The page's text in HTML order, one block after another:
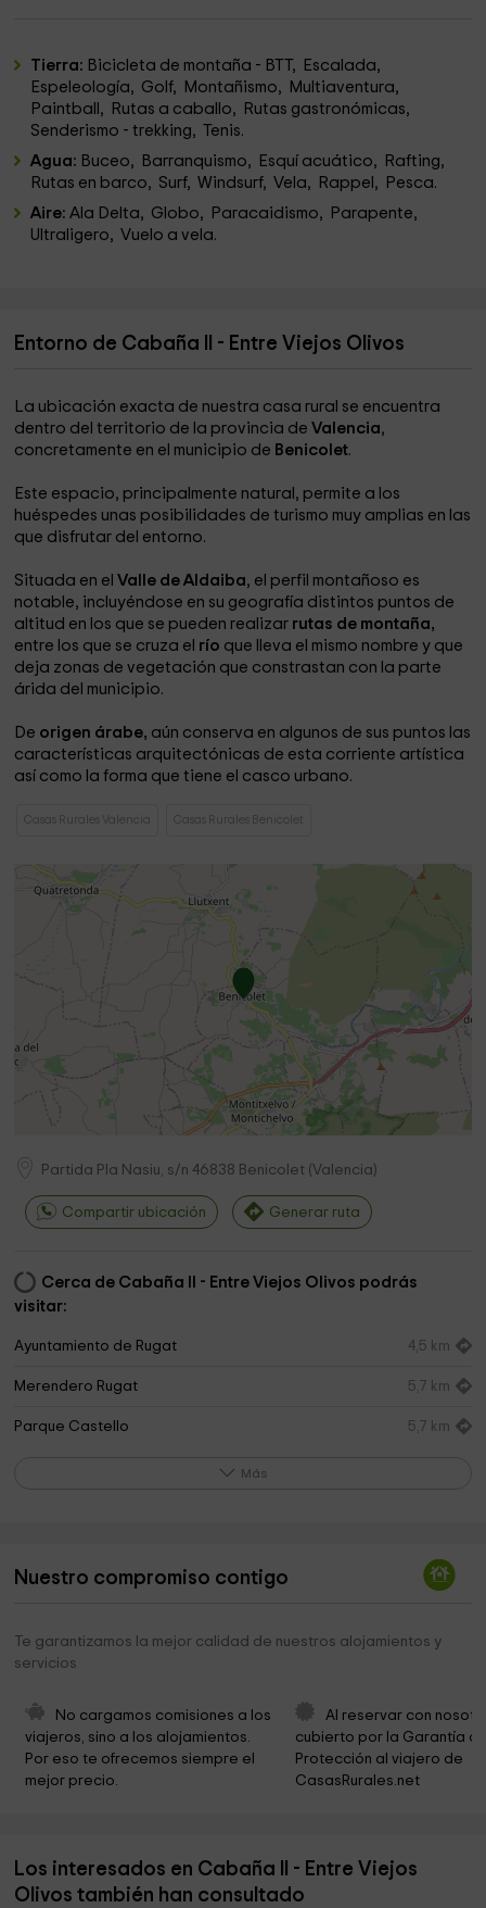
Tierra: Bicicleta de montaña - BTT, Escalada,
Espeleología, Golf, Montañismo, Multiaventura,
Paintball, Rutas a caballo, Rutas gastronómicas,
Senderismo - trekking, Tenis.
Agua: Buceo, Barranquismo, Esquí acuático, Rafting,
Rutas en barco, Surf, Windsurf, Vela, Rappel, Pesca.
Aire:Ala Delta, Globo, Paracaidismo, Parapente,
Ultraligero, Vuelo a vela.
Entorno de Cabaña II - Entre Viejos Olivos
La ubicación exacta de nuestra casa rural se encuentra
dentro del territorio de la provincia deValencia,
concretamente en el municipio de Benicolet.
Este espacio, principalmente natural, permite a los
huéspedes unas posibilidades de turismo muy amplias en las
que disfrutar del entorno.
Situada en el Valle de Aldaiba, el perfil montañoso es
notable, incluyéndose en su geografía distintos puntos de
altitud en los que se pueden realizar rutas de montaña,
entre los que se cruza el río que lleva el mismo nombre y que
deja zonas de vegetación que constrastan con la parte
árida del municipio.
De origen árabe, aún conserva en algunos de sus puntos las
características arquitectónicas de esta corriente artística
así como la forma que tiene el casco urbano.
Casas Rurales Valencia Casas Rurales Benicolet
Partida Pla Nasiu, s/n 46838 Benicolet (Valencia)
Compartir ubicación Generar ruta
Cerca de Cabaña II - Entre Viejos Olivos podrás
visitar:
Ayuntamiento de Rugat 4,5 km
Merendero Rugat 5,7 km
Parque Castello 5,7 km
Ayuntamiento de Castelló de Rugat
SALEM Park 7,6 km
Castillo De Lorxa
Ayuntamiento de Salem
Parròquia Sant Miquel Arcàngel
Museo de Energias Renovables 8,0 km
Cementeri 8,5 km
Más
Nuestro compromiso contigo
Te garantizamos la mejor calidad de nuestros alojamientos y
servicios
No cargamos comisiones a los
viajeros, sino a los alojamientos.
Por eso te ofrecemos siempre el
mejor precio.
Al reservar con
cubierto por la Garantía
Protección al viajero de
CasasRurales.net
Los interesados en Cabaña II - Entre Viejos
Olivos también han consultado